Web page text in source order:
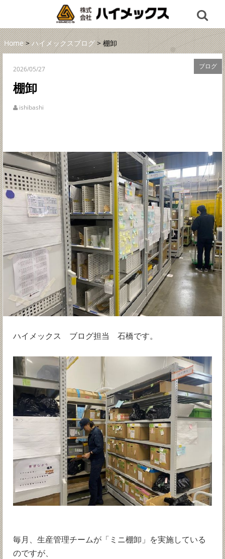
Home>ハイメックスブログ> 棚卸
ブログ
2026/05/27
棚卸
ishibashi
ハイメックス ブログ担当 石橋です。
毎月、生産管理チームが「ミニ棚卸」を実施している
のですが、